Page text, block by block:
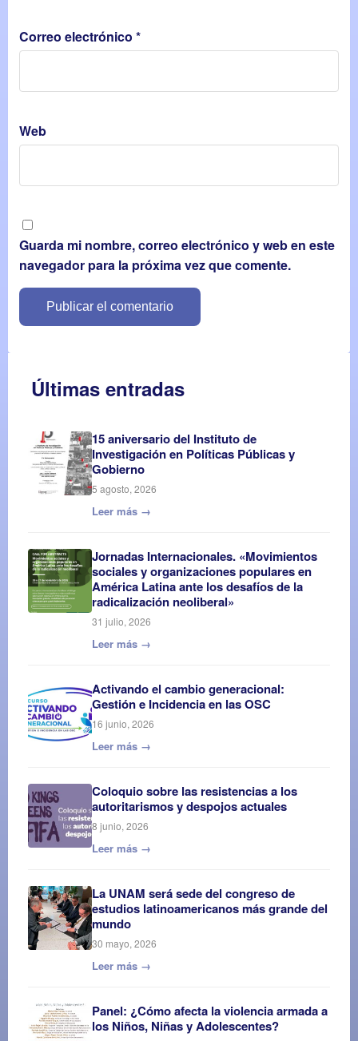
Correo electrónico *
Web
Guarda mi nombre, correo electrónico y web en este
navegador para la próxima vez que comente.
Últimas entradas
15 aniversario del Instituto de
Investigación en Políticas Públicas y
Gobierno
5 agosto, 2026
Leer más →
Jornadas Internacionales. «Movimientos
sociales y organizaciones populares en
América Latina ante los desafíos de la
radicalización neoliberal»
31 julio, 2026
Leer más →
Activando el cambio generacional:
Gestión e Incidencia en las OSC
16 junio, 2026
Leer más →
Coloquio sobre las resistencias a los
autoritarismos y despojos actuales
8 junio, 2026
Leer más →
La UNAM será sede del congreso de
estudios latinoamericanos más grande del
mundo
30 mayo, 2026
Leer más →
Panel: ¿Cómo afecta la violencia armada a
los Niños, Niñas y Adolescentes?